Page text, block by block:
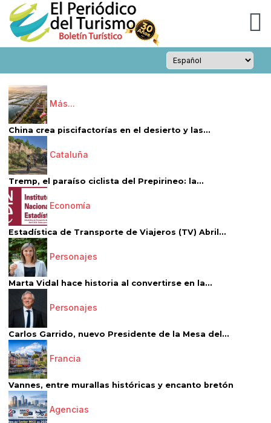
Más...
China crea piscifactorías en el desierto y las...
Cataluña
Tremp, el paraíso ciclista del Prepirineo: la...
Economía
Estadística de Transporte de Viajeros (TV) Abril...
Personajes
Marta Vidal hace historia al convertirse en la...
Personajes
Carlos Garrido, nuevo Presidente de la Mesa del...
Francia
Vannes, entre murallas históricas y encanto bretón
Agencias